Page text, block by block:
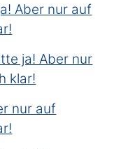
Aber nur auf
ja! Aber nur
klar!
nur auf